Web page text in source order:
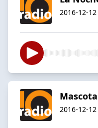
2016-12-12
2016-12-12